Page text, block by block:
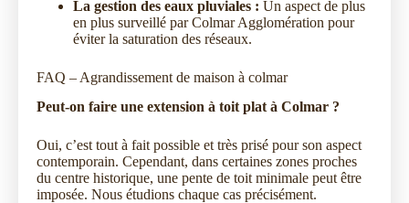
La gestion des eaux pluviales : Un aspect de plus
en plus surveillé par Colmar Agglomération pour
éviter la saturation des réseaux.
FAQ – Agrandissement de maison à colmar
Peut-on faire une extension à toit plat à Colmar ?
Oui, c’est tout à fait possible et très prisé pour son aspect
contemporain. Cependant, dans certaines zones proches
du centre historique, une pente de toit minimale peut être
imposée. Nous étudions chaque cas précisément.